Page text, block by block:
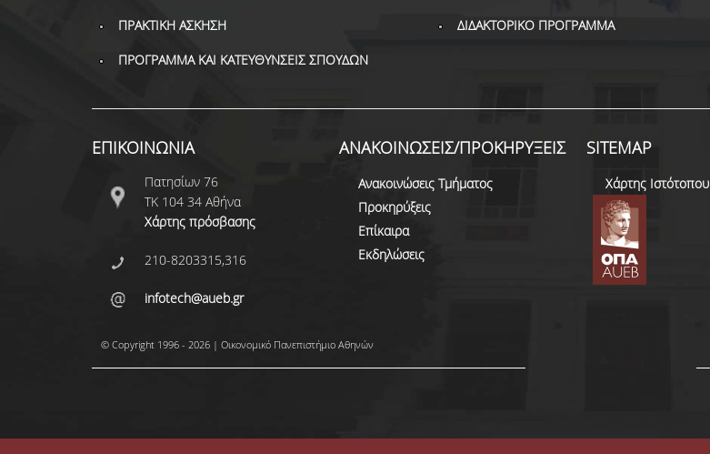
ΠΡΑΚΤΙΚΗ ΑΣΚΗΣΗ
ΠΡΟΓΡΑΜΜΑ ΚΑΙ ΚΑΤΕΥΘΥΝΣΕΙΣ ΣΠΟΥΔΩΝ
ΔΙΔΑΚΤΟΡΙΚΟ ΠΡΟΓΡΑΜΜΑ
ΕΠΙΚΟΙΝΩΝΙΑ
Πατησίων 76
ΤΚ 104 34 Αθήνα
Χάρτης πρόσβασης
210-8203315,316
infotech@aueb.gr
ΑΝΑΚΟΙΝΩΣΕΙΣ/ΠΡΟΚΗΡΥΞΕΙΣ
Ανακοινώσεις Τμήματος
Προκηρύξεις
Επίκαιρα
Εκδηλώσεις
SITEMAP
Χάρτης Ιστότοπου
© Copyright 1996 - 2026 | Οικονομικό Πανεπιστήμιο Αθηνών